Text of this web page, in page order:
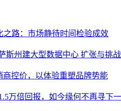
路：市场静待时间检验成效
斯州建大型数据中心 扩张与挑
控价，以体验重塑品牌势能
万倍回报，如今缘何不再寻下一